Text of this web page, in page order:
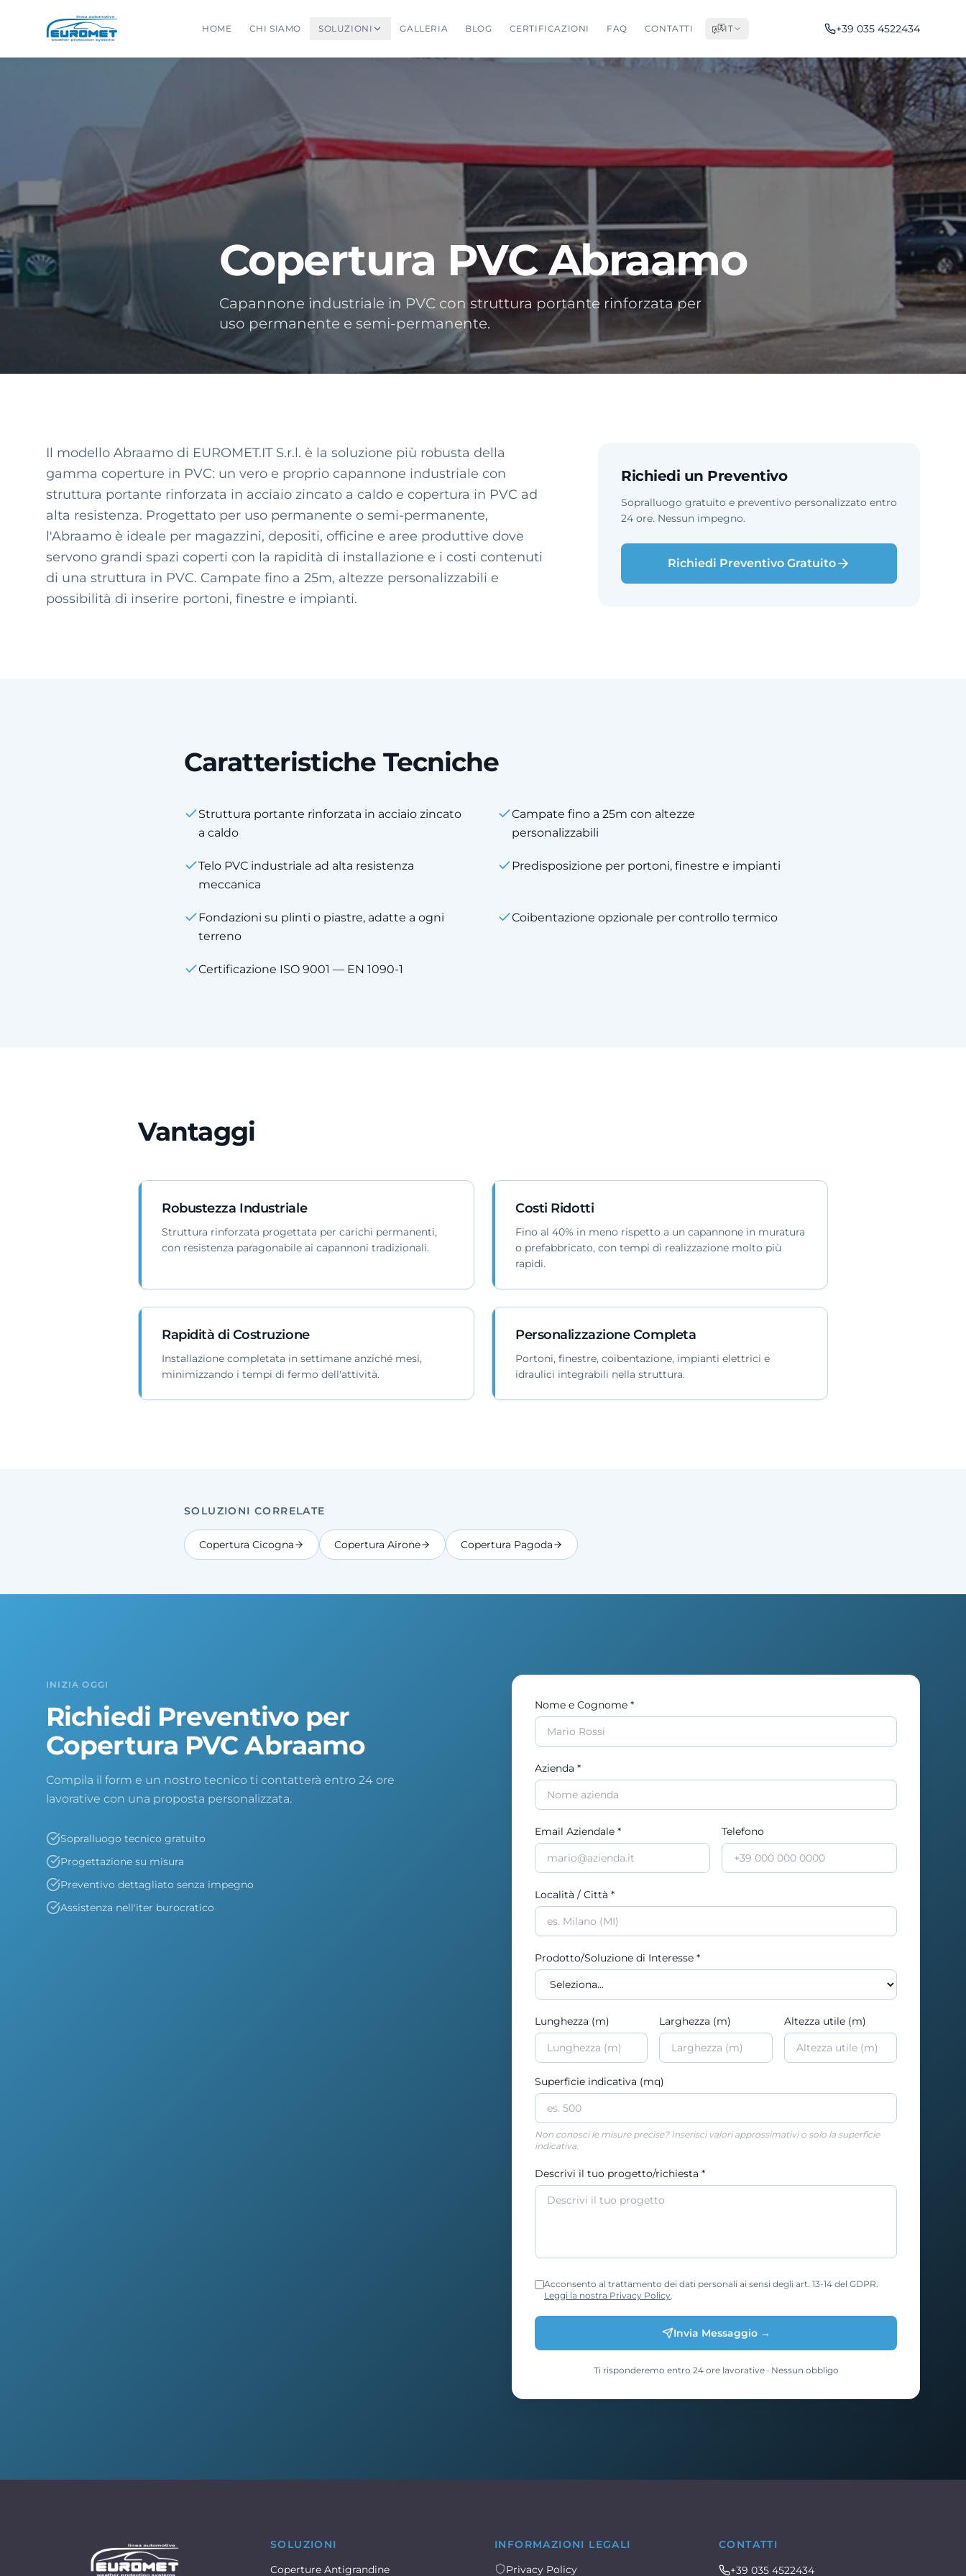
HOME CHI SIAMO SOLUZIONI GALLERIA BLOG CERTIFICAZIONI FAQ CONTATTI IT +39 035 4522434
Copertura PVC Abraamo
Capannone industriale in PVC con struttura portante rinforzata per
uso permanente e semi-permanente.
Il modello Abraamo di EUROMET.IT S.r.l. è la soluzione più robusta della
gamma coperture in PVC: un vero e proprio capannone industriale con
struttura portante rinforzata in acciaio zincato a caldo e copertura in PVC ad
alta resistenza. Progettato per uso permanente o semi-permanente,
l'Abraamo è ideale per magazzini, depositi, officine e aree produttive dove
servono grandi spazi coperti con la rapidità di installazione e i costi contenuti
di una struttura in PVC. Campate fino a 25m, altezze personalizzabili e
possibilità di inserire portoni, finestre e impianti.
Richiedi un Preventivo
Sopralluogo gratuito e preventivo personalizzato entro
24 ore. Nessun impegno.
Richiedi Preventivo Gratuito
Caratteristiche Tecniche
Struttura portante rinforzata in acciaio zincato
a caldo
Campate fino a 25m con altezze
personalizzabili
Telo PVC industriale ad alta resistenza
meccanica
Predisposizione per portoni, finestre e impianti
Fondazioni su plinti o piastre, adatte a ogni
terreno
Coibentazione opzionale per controllo termico
Certificazione ISO 9001 — EN 1090-1
Vantaggi
Robustezza Industriale
Struttura rinforzata progettata per carichi permanenti,
con resistenza paragonabile ai capannoni tradizionali.
Costi Ridotti
Fino al 40% in meno rispetto a un capannone in muratura
o prefabbricato, con tempi di realizzazione molto più
rapidi.
Rapidità di Costruzione
Installazione completata in settimane anziché mesi,
minimizzando i tempi di fermo dell'attività.
Personalizzazione Completa
Portoni, finestre, coibentazione, impianti elettrici e
idraulici integrabili nella struttura.
SOLUZIONI CORRELATE
Copertura Cicogna Copertura Airone Copertura Pagoda
INIZIA OGGI
Richiedi Preventivo per
Copertura PVC Abraamo
Compila il form e un nostro tecnico ti contatterà entro 24 ore
lavorative con una proposta personalizzata.
Sopralluogo tecnico gratuito
Progettazione su misura
Preventivo dettagliato senza impegno
Assistenza nell'iter burocratico
Nome e Cognome *
Azienda *
Email Aziendale * Telefono
Località / Città *
Prodotto/Soluzione di Interesse *
Lunghezza (m) Larghezza (m) Altezza utile (m)
Superficie indicativa (mq)
Non conosci le misure precise? Inserisci valori approssimativi o solo la superficie
indicativa.
Descrivi il tuo progetto/richiesta *
Acconsento al trattamento dei dati personali ai sensi degli art. 13-14 del GDPR.
Leggi la nostra Privacy Policy.
Invia Messaggio →
Ti risponderemo entro 24 ore lavorative · Nessun obbligo
SOLUZIONI
Coperture Antigrandine
INFORMAZIONI LEGALI
Privacy Policy
CONTATTI
+39 035 4522434